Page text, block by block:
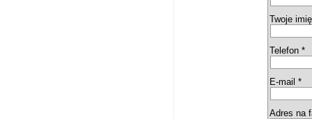
Twoje
Telefon *
E-mail *
Adres na